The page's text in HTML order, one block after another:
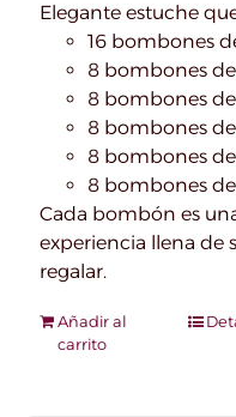
Elegante estuche
16 bombones
8 bombones
8 bombones
8 bombones
8 bombones
8 bombones
Cada bombón es
experiencia llena de
regalar.
Añadir al
carrito